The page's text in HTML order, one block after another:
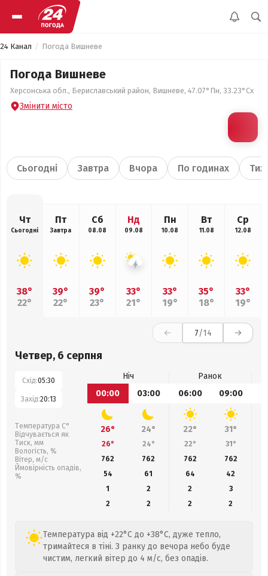
24 Канал Погода Вишневе
Погода Вишневе
Херсонська обл., Бериславський район, Вишневе, 47.07°Пн, 33.23°Сх
Змінити місто
Сьогодні Завтра Вчора По годинах
Чт
Сьогодні
38°
22°
Пт
Завтра
39°
22°
Сб
08.08
39°
23°
Нд
09.08
33°
21°
Пн
10.08
33°
19°
Вт
11.08
35°
18°
Ср
12.08
33°
19°
7/14
Четвер, 6 серпня
Схід:05:30
Захід:20:13
Температура С°
Відчувається як
Тиск, мм
Вологість, %
Вітер, м/с
Ймовірність опадів,
%
Ніч
Ранок
00:00
03:00 06:00 09:00
26° 24° 22° 31°
26° 24° 22° 31°
762
762 762 762
54
61 64 42
1
2 2
3
2
2 2 2
Температура від +22°C до +38°C, дуже тепло,
тримайтеся в тіні. З ранку до вечора небо буде
чистим, легкий вітер до 4 м/с, без опадів.